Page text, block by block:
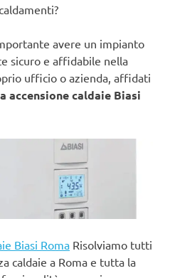
avere un impianto
sicuro e affidabile nella
ufficio o azienda, affidati
accensione caldaie Biasi
Biasi Roma Risolviamo tutti
caldaie a Roma e tutta la